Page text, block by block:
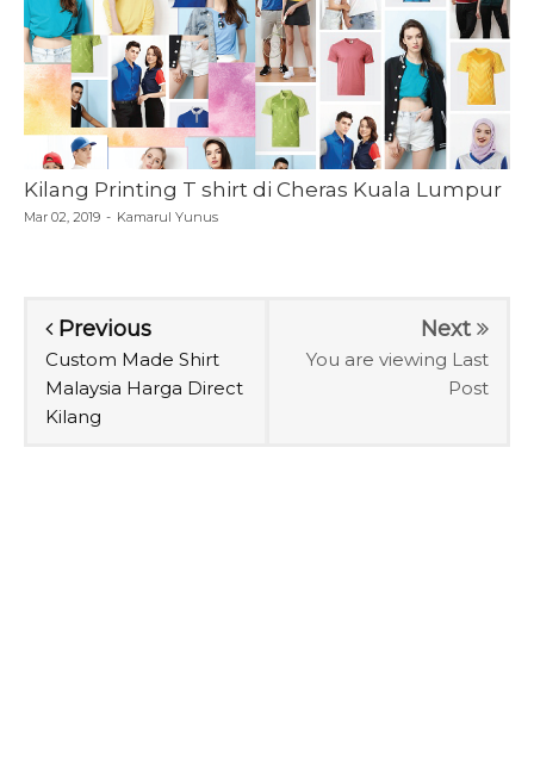
Kilang Printing T shirt di Cheras Kuala Lumpur
Mar 02, 2019 - Kamarul Yunus
Previous
Custom Made Shirt
Malaysia Harga Direct
Kilang
Next
You are viewing Last
Post